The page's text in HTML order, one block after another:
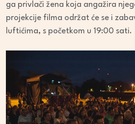
ga privlači žena koja angažira
projekcije filma održat će se i
luftićima, s početkom u 19:00 sati.